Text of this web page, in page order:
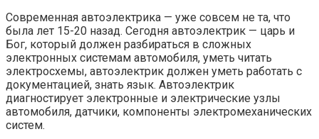
Современная автоэлектрика — уже совсем не та, что
была лет 15-20 назад. Сегодня автоэлектрик — царь и
Бог, который должен разбираться в сложных
электронных системам автомобиля, уметь читать
электросхемы, автоэлектрик должен уметь работать с
документацией, знать язык. Автоэлектрик
диагностирует электронные и электрические узлы
автомобиля, датчики, компоненты электромеханических
систем.